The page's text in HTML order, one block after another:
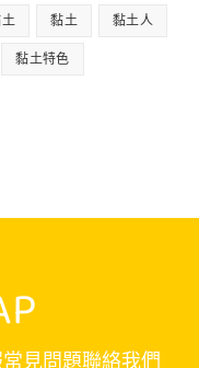
黏土 黏土人
黏土特色
常見問題聯絡我們